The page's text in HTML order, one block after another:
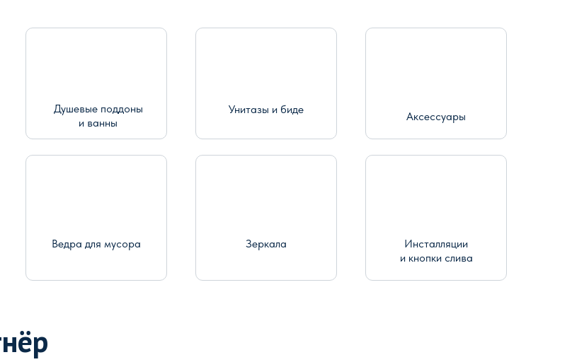
Ведра для мусора Зеркала
Аксессуары
Инсталляции
и кнопки слива
Унитазы и биде
Душевые поддоны
и ванны